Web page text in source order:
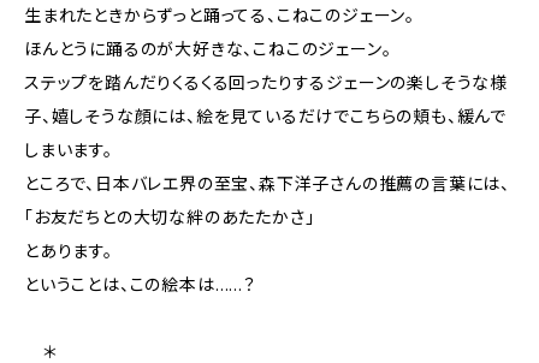
生まれたときからずっと踊ってる、こねこのジェーン。
ほんとうに踊るのが大好きな、こねこのジェーン。
ステップを踏んだりくるくる回ったりするジェーンの楽しそうな様
子、嬉しそうな顔には、絵を見ているだけでこちらの頬も、緩んで
しまいます。
ところで、日本バレエ界の至宝、森下洋子さんの推薦の言葉には、
「お友だちとの大切な絆のあたたかさ」
とあります。
ということは、この絵本は……？
＊